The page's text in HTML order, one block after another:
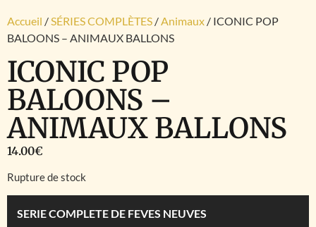
Accueil /SÉRIES COMPLÈTES /Animaux / ICONIC POP
BALOONS – ANIMAUX BALLONS
ICONIC POP
BALOONS –
ANIMAUX BALLONS
14.00€
Rupture de stock
SERIE COMPLETE DE FEVES NEUVES